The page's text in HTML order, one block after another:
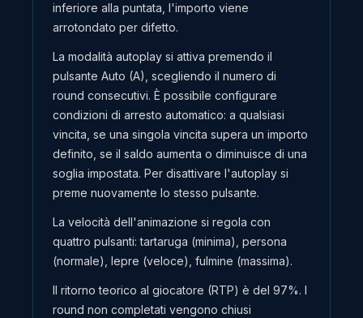
inferiore alla puntata, l'importo viene
arrotondato per difetto.
La modalità autoplay si attiva premendo il
pulsante Auto (A), scegliendo il numero di
round consecutivi. È possibile configurare
condizioni di arresto automatico: a qualsiasi
vincita, se una singola vincita supera un importo
definito, se il saldo aumenta o diminuisce di una
soglia impostata. Per disattivare l'autoplay si
preme nuovamente lo stesso pulsante.
La velocità dell'animazione si regola con
quattro pulsanti: tartaruga (minima), persona
(normale), lepre (veloce), fulmine (massima).
Il ritorno teorico al giocatore (RTP) è del 97%. I
round non completati vengono chiusi